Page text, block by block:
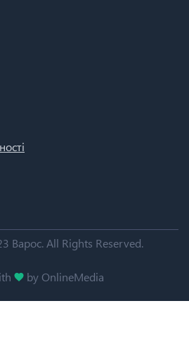
Варос. All Rights Reserved.
by OnlineMedia